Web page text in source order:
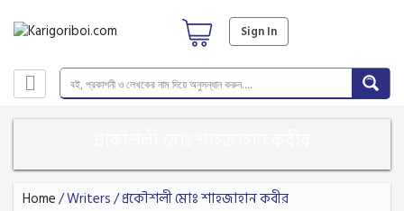
Sign In
Home/ Writers / প্রকৌশলী মোঃ শাহজাহান কবীর